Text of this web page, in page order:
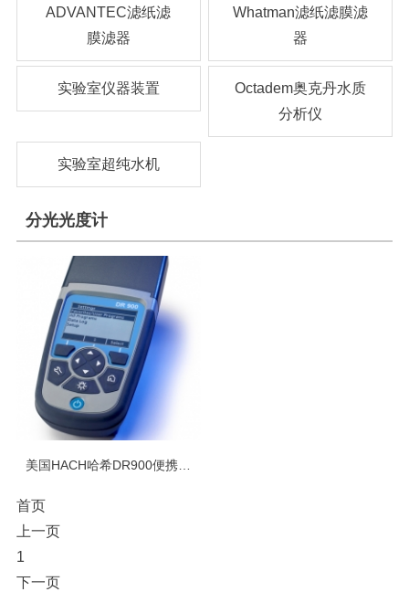
ADVANTEC滤纸滤
膜滤器
Whatman滤纸滤膜滤
器
实验室仪器装置
Octadem奥克丹水质
分析仪
实验室超纯水机
分光光度计
美国HACH哈希DR900便携式多参数光度计
首页
上一页
1
下一页